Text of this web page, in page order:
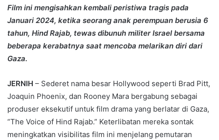
Film ini mengisahkan kembali peristiwa tragis pada
Januari 2024, ketika seorang anak perempuan berusia 6
tahun, Hind Rajab, tewas dibunuh militer Israel bersama
beberapa kerabatnya saat mencoba melarikan diri dari
Gaza.
JERNIH – Sederet nama besar Hollywood seperti Brad Pitt,
Joaquin Phoenix, dan Rooney Mara bergabung sebagai
produser eksekutif untuk film drama yang berlatar di Gaza,
“The Voice of Hind Rajab.” Keterlibatan mereka sontak
meningkatkan visibilitas film ini menjelang pemutaran